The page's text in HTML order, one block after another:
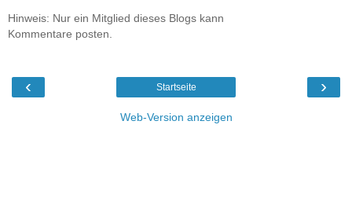
Hinweis: Nur ein Mitglied dieses Blogs kann
Kommentare posten.
‹ ›
Startseite
Web-Version anzeigen